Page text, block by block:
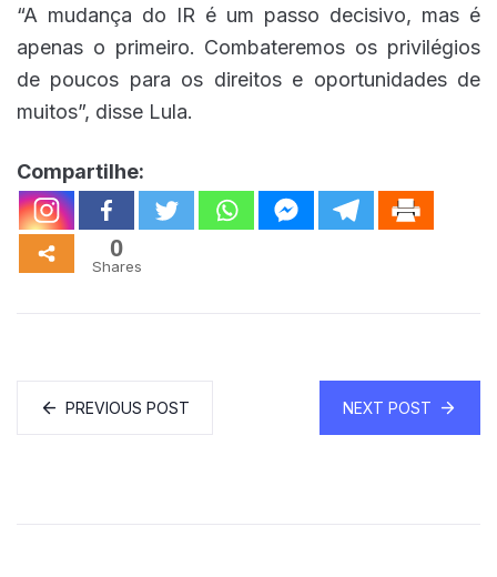
“A mudança do IR é um passo decisivo, mas é
apenas o primeiro. Combateremos os privilégios
de poucos para os direitos e oportunidades de
muitos”, disse Lula.
Compartilhe:
0
Shares
PREVIOUS POST NEXT POST